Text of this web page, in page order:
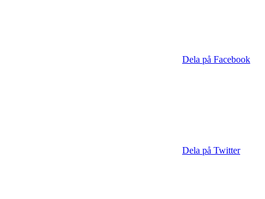
Dela på Facebook
Dela på Twitter